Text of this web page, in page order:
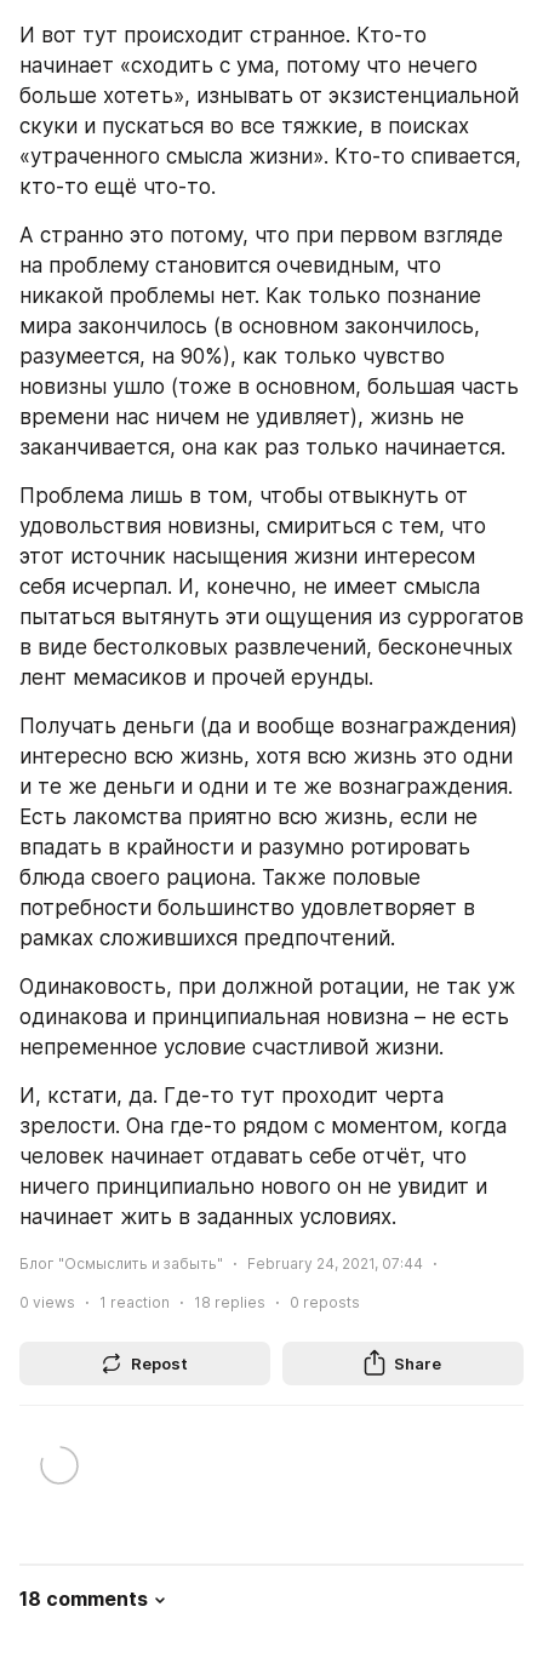
И вот тут происходит странное. Кто-то
начинает «сходить с ума, потому что нечего
больше хотеть», изнывать от экзистенциальной
скуки и пускаться во все тяжкие, в поисках
«утраченного смысла жизни». Кто-то спивается,
кто-то ещё что-то.
А странно это потому, что при первом взгляде
на проблему становится очевидным, что
никакой проблемы нет. Как только познание
мира закончилось (в основном закончилось,
разумеется, на 90%), как только чувство
новизны ушло (тоже в основном, большая часть
времени нас ничем не удивляет), жизнь не
заканчивается, она как раз только начинается.
Проблема лишь в том, чтобы отвыкнуть от
удовольствия новизны, смириться с тем, что
этот источник насыщения жизни интересом
себя исчерпал. И, конечно, не имеет смысла
пытаться вытянуть эти ощущения из суррогатов
в виде бестолковых развлечений, бесконечных
лент мемасиков и прочей ерунды.
Получать деньги (да и вообще вознаграждения)
интересно всю жизнь, хотя всю жизнь это одни
и те же деньги и одни и те же вознаграждения.
Есть лакомства приятно всю жизнь, если не
впадать в крайности и разумно ротировать
блюда своего рациона. Также половые
потребности большинство удовлетворяет в
рамках сложившихся предпочтений.
Одинаковость, при должной ротации, не так уж
одинакова и принципиальная новизна – не есть
непременное условие счастливой жизни.
И, кстати, да. Где-то тут проходит черта
зрелости. Она где-то рядом с моментом, когда
человек начинает отдавать себе отчёт, что
ничего принципиально нового он не увидит и
начинает жить в заданных условиях.
Блог "Осмыслить и забыть" February 24, 2021, 07:44
0 views 1 reaction 18 replies 0 reposts
Repost Share
18 comments